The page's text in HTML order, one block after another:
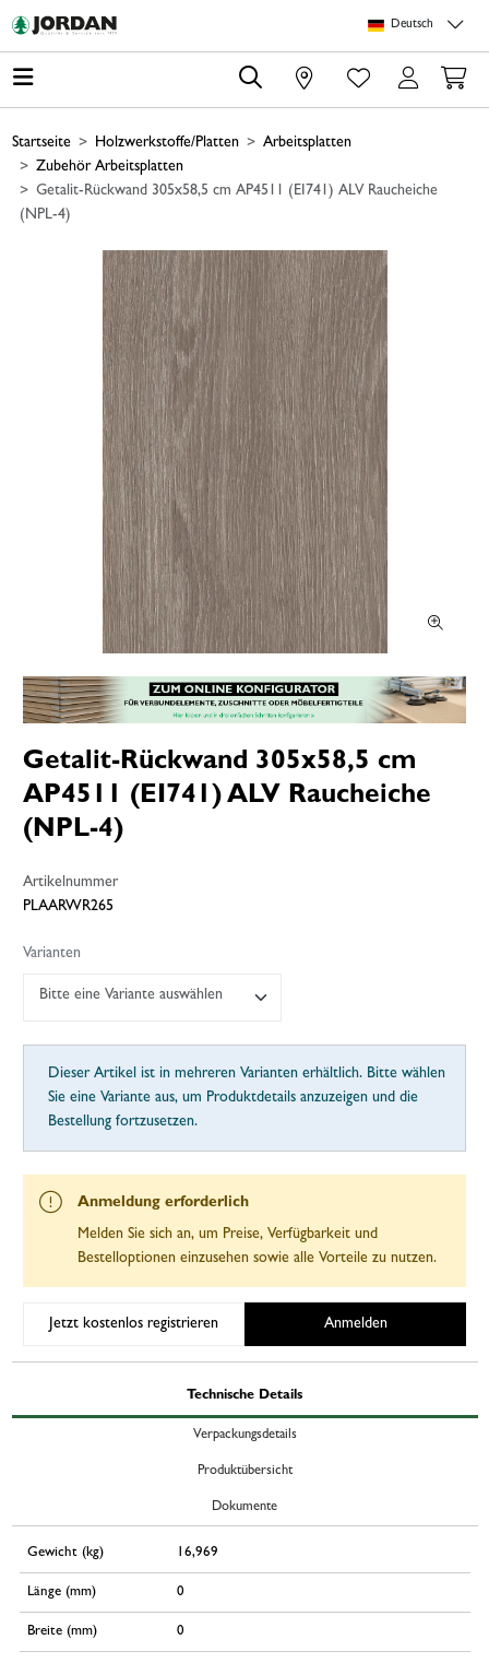
Deutsch
0
Startseite Holzwerkstoffe/Platten
Arbeitsplatten
Zubehör Arbeitsplatten
Getalit-Rückwand 305x58,5 cm AP4511 (EI741) ALV Raucheiche
(NPL-4)
Getalit-Rückwand 305x58,5 cm
AP4511 (EI741) ALV Raucheiche
(NPL-4)
Artikelnummer
PLAARWR265
Varianten
Bitte eine Variante auswählen
Dieser Artikel ist in mehreren Varianten erhältlich. Bitte wählen
Sie eine Variante aus, um Produktdetails anzuzeigen und die
Bestellung fortzusetzen.
Anmeldung erforderlich
Melden Sie sich an, um Preise, Verfügbarkeit und
Bestelloptionen einzusehen sowie alle Vorteile zu nutzen.
Jetzt kostenlos registrieren Anmelden
Technische Details
Verpackungsdetails
Produktübersicht
Dokumente
Gewicht (kg) 16,969
Länge (mm) 0
Breite (mm) 0